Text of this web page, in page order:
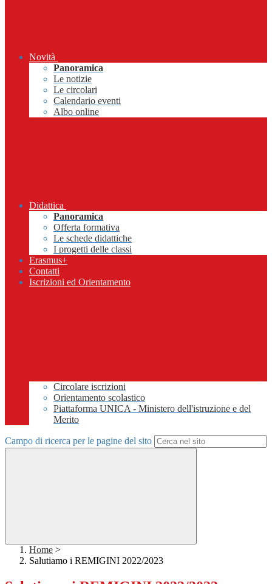
Novità
Panoramica
Le notizie
Le circolari
Calendario eventi
Albo online
Didattica
Panoramica
Offerta formativa
Le schede didattiche
I progetti delle classi
Erasmus+
Contatti
Iscrizioni ed Orientamento
Circolare iscrizioni
Orientamento scolastico
Piattaforma UNICA - Ministero dell'istruzione e del
Merito
Campo di ricerca per le pagine del sito
Home >
Salutiamo i REMIGINI 2022/2023